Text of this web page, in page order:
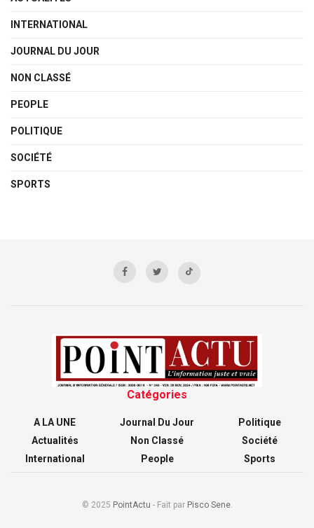
INTERNATIONAL
JOURNAL DU JOUR
NON CLASSÉ
PEOPLE
POLITIQUE
SOCIÉTÉ
SPORTS
Catégories
A LA UNE
Actualités
International
Journal Du Jour
Non Classé
People
Politique
Société
Sports
© 2025 PointActu - Fait par Pisco Sene.